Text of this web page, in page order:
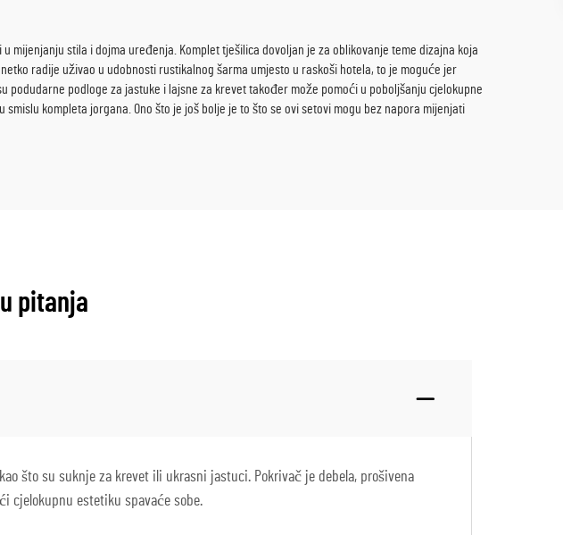
stila i dojma uređenja. Komplet tješilica dovoljan je za oblikovanje teme dizajna koja
radije uživao u udobnosti rustikalnog šarma umjesto u raskoši hotela, to je moguće jer
podloge za jastuke i lajsne za krevet također može pomoći u poboljšanju cjelokupne
kompleta jorgana. Ono što je još bolje je to što se ovi setovi mogu bez napora mijenjati
pitanja
što su suknje za krevet ili ukrasni jastuci. Pokrivač je debela, prošivena
cjelokupnu estetiku spavaće sobe.